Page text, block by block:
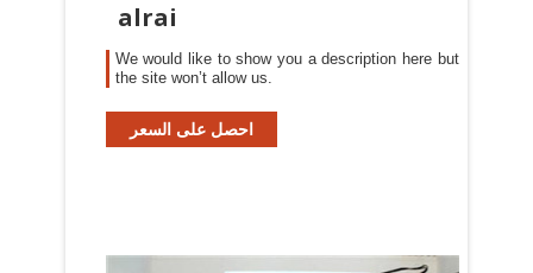
alrai
We would like to show you a description here but
the site won’t allow us.
احصل على السعر